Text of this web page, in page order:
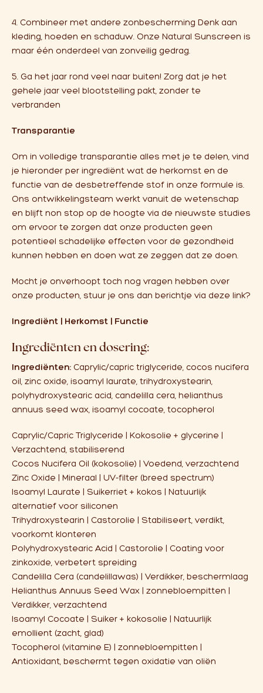
4. Combineer met andere zonbescherming Denk aan
kleding, hoeden en schaduw. Onze Natural Sunscreen is
maar één onderdeel van zonveilig gedrag.
5. Ga het jaar rond veel naar buiten! Zorg dat je het
gehele jaar veel blootstelling pakt, zonder te
verbranden
Transparantie
Om in volledige transparantie alles met je te delen, vind
je hieronder per ingrediënt wat de herkomst en de
functie van de desbetreffende stof in onze formule is.
Ons ontwikkelingsteam werkt vanuit de wetenschap
en blijft non stop op de hoogte via de nieuwste studies
om ervoor te zorgen dat onze producten geen
potentieel schadelijke effecten voor de gezondheid
kunnen hebben en doen wat ze zeggen dat ze doen.
Mocht je onverhoopt toch nog vragen hebben over
onze producten, stuur je ons dan berichtje via deze link?
Ingrediënt | Herkomst | Functie
Ingrediënten en dosering:
Ingrediënten: Caprylic/capric triglyceride, cocos nucifera
oil, zinc oxide, isoamyl laurate, trihydroxystearin,
polyhydroxystearic acid, candelilla cera, helianthus
annuus seed wax, isoamyl cocoate, tocopherol
Caprylic/Capric Triglyceride | Kokosolie + glycerine |
Verzachtend, stabiliserend
Cocos Nucifera Oil (kokosolie) | Voedend, verzachtend
Zinc Oxide | Mineraal | UV-filter (breed spectrum)
Isoamyl Laurate | Suikerriet + kokos | Natuurlijk
alternatief voor siliconen
Trihydroxystearin | Castorolie | Stabiliseert, verdikt,
voorkomt klonteren
Polyhydroxystearic Acid | Castorolie | Coating voor
zinkoxide, verbetert spreiding
Candelilla Cera (candelillawas) | Verdikker, beschermlaag
Helianthus Annuus Seed Wax | zonnebloempitten |
Verdikker, verzachtend
Isoamyl Cocoate | Suiker + kokosolie | Natuurlijk
emollient (zacht, glad)
Tocopherol (vitamine E) | zonnebloempitten |
Antioxidant, beschermt tegen oxidatie van oliën